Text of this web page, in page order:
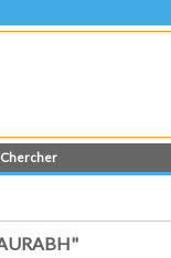
Chercher